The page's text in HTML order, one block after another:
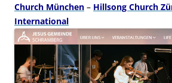
Church München – Hillsong Church
International